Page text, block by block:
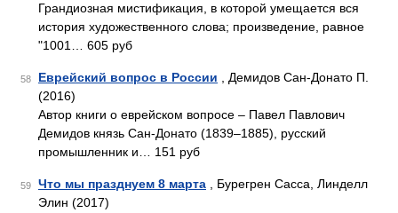
Грандиозная мистификация, в которой умещается вся
история художественного слова; произведение, равное
"1001… 605 руб
58 Еврейский вопрос в России , Демидов Сан-Донато П.
(2016)
Автор книги о еврейском вопросе – Павел Павлович
Демидов князь Сан-Донато (1839–1885), русский
промышленник и… 151 руб
59 Что мы празднуем 8 марта , Бурегрен Сасса, Линделл
Элин (2017)